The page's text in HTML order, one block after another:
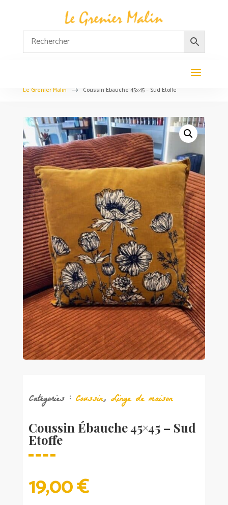
Le Grenier Malin $ Coussin Ébauche 45×45 – Sud Etoffe
Catégories : Coussin, Linge de maison
Coussin Ébauche 45×45 – Sud
Etoffe
19,00€